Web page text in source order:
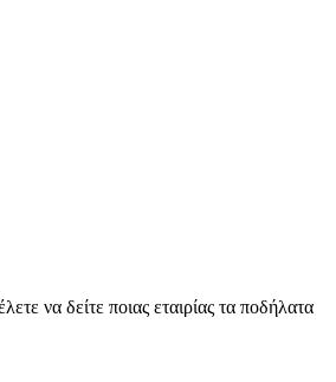
να δείτε ποιας εταιρίας τα ποδήλατα